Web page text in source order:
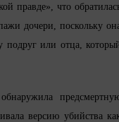
правде», что
дочери, поскольку
подруг или отца,
версию убийства